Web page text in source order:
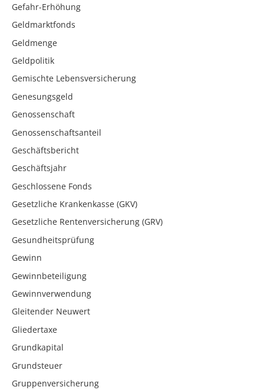
Gefahr-Erhöhung
Geldmarktfonds
Geldmenge
Geldpolitik
Gemischte Lebensversicherung
Genesungsgeld
Genossenschaft
Genossenschaftsanteil
Geschäftsbericht
Geschäftsjahr
Geschlossene Fonds
Gesetzliche Krankenkasse (GKV)
Gesetzliche Rentenversicherung (GRV)
Gesundheitsprüfung
Gewinn
Gewinnbeteiligung
Gewinnverwendung
Gleitender Neuwert
Gliedertaxe
Grundkapital
Grundsteuer
Gruppenversicherung